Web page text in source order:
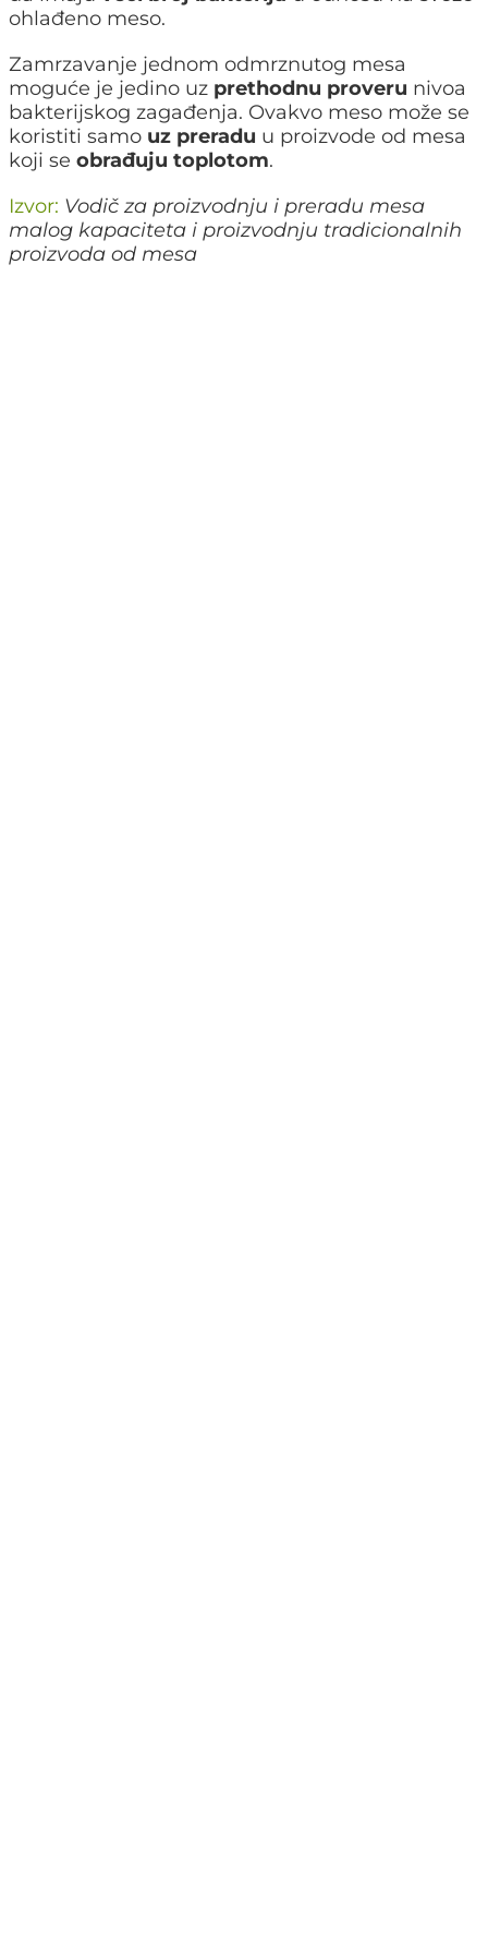
ohlađeno meso.
Zamrzavanje jednom odmrznutog mesa
moguće je jedino uz prethodnu proveru nivoa
bakterijskog zagađenja. Ovakvo meso može se
koristiti samo uz preradu u proizvode od mesa
koji se obrađuju toplotom.
Izvor: Vodič za proizvodnju i preradu mesa
malog kapaciteta i proizvodnju tradicionalnih
proizvoda od mesa